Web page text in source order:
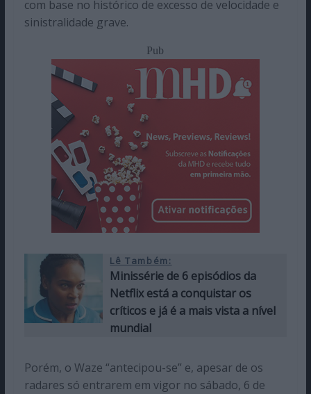
com base no histórico de excesso de velocidade e
sinistralidade grave.
Pub
Lê Também:
Minissérie de 6 episódios da
Netflix está a conquistar os
críticos e já é a mais vista a nível
mundial
Porém, o Waze “antecipou-se” e, apesar de os
radares só entrarem em vigor no sábado, 6 de